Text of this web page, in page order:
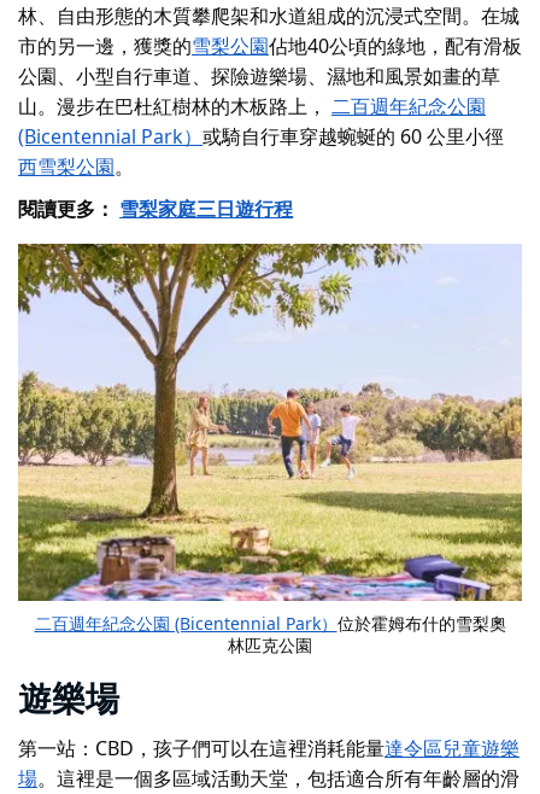
林、自由形態的木質攀爬架和水道組成的沉浸式空間。在城
市的另一邊，獲獎的雪梨公園佔地40公頃的綠地，配有滑板
公園、小型自行車道、探險遊樂場、濕地和風景如畫的草
山。漫步在巴杜紅樹林的木板路上， 二百週年紀念公園
(Bicentennial Park） 或騎自行車穿越蜿蜒的 60 公里小徑
西雪梨公園。
閱讀更多： 雪梨家庭三日遊行程
二百週年紀念公園 (Bicentennial Park） 位於霍姆布什的雪梨奧
林匹克公園
遊樂場
第一站：CBD，孩子們可以在這裡消耗能量達令區兒童遊樂
場。這裡是一個多區域活動天堂，包括適合所有年齡層的滑